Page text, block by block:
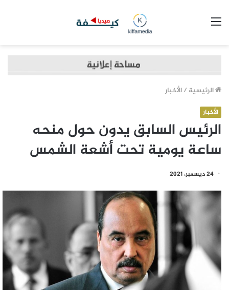
الرئيسية /الأخبار
الأخبار
الرئيس السابق يدون حول منحه
ساعة يومية تحت أشعة الشمس
24 ديسمبر، 2021